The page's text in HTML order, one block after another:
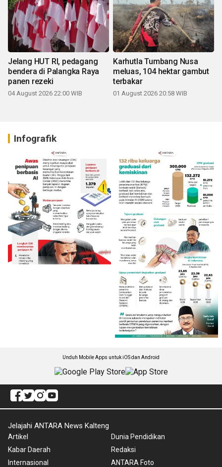
Jelang HUT RI, pedagang
bendera di Palangka Raya
panen rezeki
04 August 2026 22:00 WIB
Karhutla Tumbang Nusa
meluas, 104 hektar gambut
terbakar
01 August 2026 20:58 WIB
Infografik
Unduh Mobile Apps untuk iOS dan Android
Jelajahi ANTARA News Kalteng
Artikel
Kabar Daerah
Internasional
Dunia Pendidikan
Redaksi
ANTARA Foto